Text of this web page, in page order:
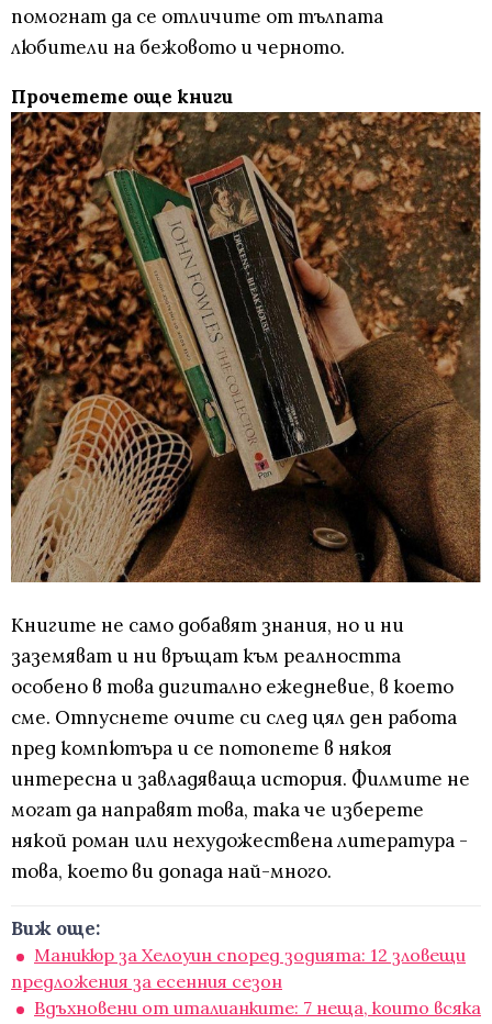
помогнат да се отличите от тълпата
любители на бежовото и черното.
Прочетете още книги
Книгите не само добавят знания, но и ни
заземяват и ни връщат към реалността
особено в това дигитално ежедневие, в което
сме. Отпуснете очите си след цял ден работа
пред компютъра и се потопете в някоя
интересна и завладяваща история. Филмите не
могат да направят това, така че изберете
някой роман или нехудожествена литература -
това, което ви допада най-много.
Виж още:
Маникюр за Хелоуин според зодията: 12 зловещи
предложения за есенния сезон
Вдъхновени от италианките: 7 неща, които всяка